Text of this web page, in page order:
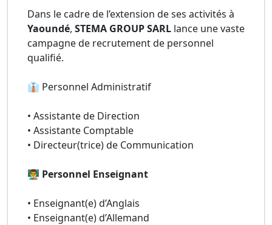
Dans le cadre de l’extension de ses activités à
Yaoundé, STEMA GROUP SARL lance une vaste
campagne de recrutement de personnel
qualifié.
👔 Personnel Administratif
• Assistante de Direction
• Assistante Comptable
• Directeur(trice) de Communication
👨‍🏫 Personnel Enseignant
• Enseignant(e) d’Anglais
• Enseignant(e) d’Allemand